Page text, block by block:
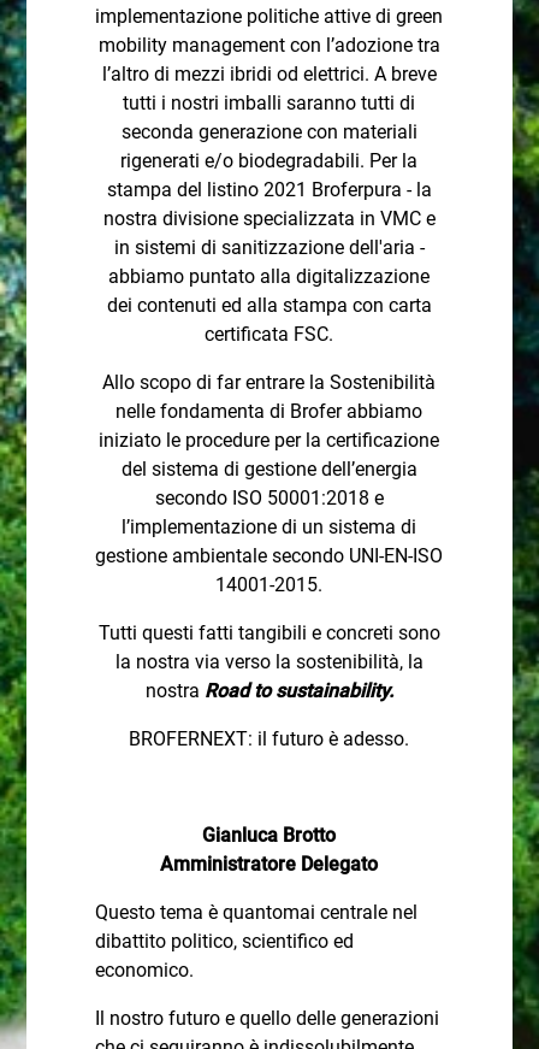
implementazione politiche attive di green
mobility management con l’adozione tra
l’altro di mezzi ibridi od elettrici. A breve
tutti i nostri imballi saranno tutti di
seconda generazione con materiali
rigenerati e/o biodegradabili. Per la
stampa del listino 2021 Broferpura - la
nostra divisione specializzata in VMC e
in sistemi di sanitizzazione dell'aria -
abbiamo puntato alla digitalizzazione
dei contenuti ed alla stampa con carta
certificata FSC.
Allo scopo di far entrare la Sostenibilità
nelle fondamenta di Brofer abbiamo
iniziato le procedure per la certificazione
del sistema di gestione dell’energia
secondo ISO 50001:2018 e
l’implementazione di un sistema di
gestione ambientale secondo UNI-EN-ISO
14001-2015.
Tutti questi fatti tangibili e concreti sono
la nostra via verso la sostenibilità, la
nostra Road to sustainability.
BROFERNEXT: il futuro è adesso.
Gianluca Brotto
Amministratore Delegato
Questo tema è quantomai centrale nel
dibattito politico, scientifico ed
economico.
Il nostro futuro e quello delle generazioni